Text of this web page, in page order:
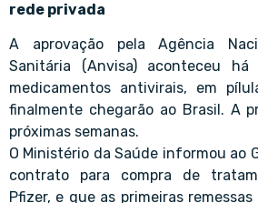
rede privada
A aprovação pela Agência
Sanitária (Anvisa) aconteceu
medicamentos antivirais, em
finalmente chegarão ao Brasil. A
próximas semanas.
O Ministério da Saúde informou ao
contrato para compra de
Pfizer, e que as primeiras